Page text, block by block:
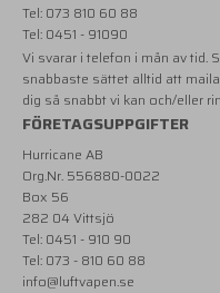
Tel: 073 810 60 88
Tel: 0451 - 91090
Vi svarar i telefon i mån av tid.
snabbaste sättet alltid att
dig så snabbt vi kan och/eller
FÖRETAGSUPPGIFTER
Hurricane AB
Org.Nr. 556880-0022
Box 56
282 04 Vittsjö
Tel: 0451 - 910 90
Tel: 073 - 810 60 88
info@luftvapen.se